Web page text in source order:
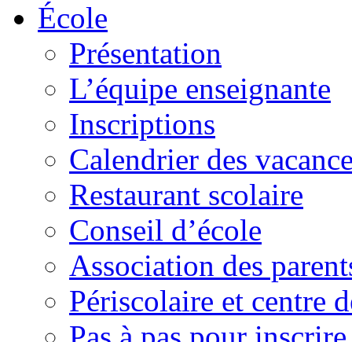
École
Présentation
L’équipe enseignante
Inscriptions
Calendrier des
Restaurant scolaire
Conseil d’école
Association des
Périscolaire et centre